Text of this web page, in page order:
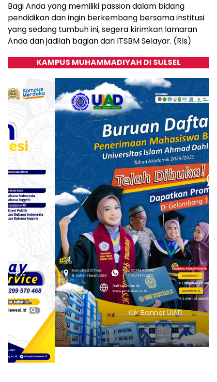
Bagi Anda yang memiliki passion dalam bidang
pendidikan dan ingin berkembang bersama institusi
yang sedang tumbuh ini, segera kirimkan lamaran
Anda dan jadilah bagian dari ITSBM Selayar. (Rls)
KAMPUS MUHAMMADIYAH DI SULSEL
Klik Banner UIAD